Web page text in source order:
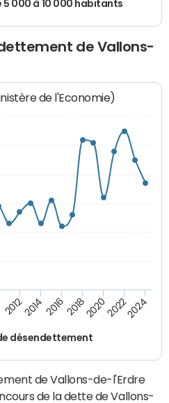
5 000 à 10 000 habitants
de Vallons-
de l'Economie)
désendettement
2012201420162018202020222024
de Vallons-de-l'Erdre
de la dette de Vallons-